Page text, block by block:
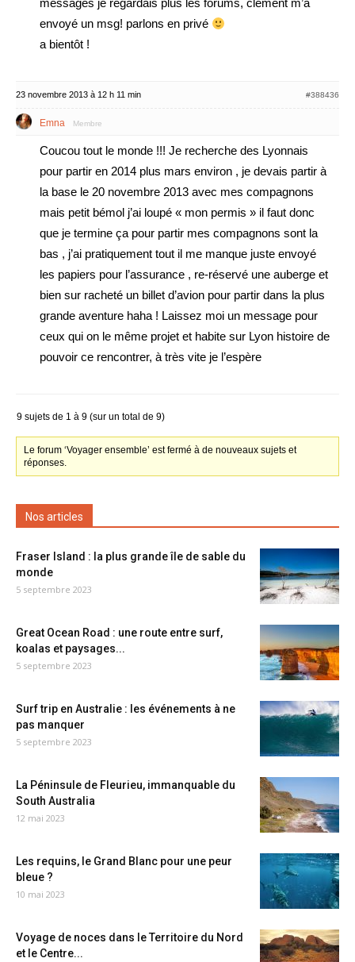
messages je regardais plus les forums, clément m’a
envoyé un msg! parlons en privé
a bientôt !
23 novembre 2013 à 12 h 11 min #388436
Emna Membre
Coucou tout le monde !!! Je recherche des Lyonnais
pour partir en 2014 plus mars environ , je devais partir à
la base le 20 novembre 2013 avec mes compagnons
mais petit bémol j’ai loupé « mon permis » il faut donc
que je termine ça pour partir mes compagnons sont la
bas , j’ai pratiquement tout il me manque juste envoyé
les papiers pour l’assurance , re-réservé une auberge et
bien sur racheté un billet d’avion pour partir dans la plus
grande aventure haha ! Laissez moi un message pour
ceux qui on le même projet et habite sur Lyon histoire de
pouvoir ce rencontrer, à très vite je l’espère
9 sujets de 1 à 9 (sur un total de 9)
Le forum ‘Voyager ensemble’ est fermé à de nouveaux sujets et
réponses.
Nos articles
Fraser Island : la plus grande île de sable du
monde
5 septembre 2023
Great Ocean Road : une route entre surf,
koalas et paysages...
5 septembre 2023
Surf trip en Australie : les événements à ne
pas manquer
5 septembre 2023
La Péninsule de Fleurieu, immanquable du
South Australia
12 mai 2023
Les requins, le Grand Blanc pour une peur
bleue ?
10 mai 2023
Voyage de noces dans le Territoire du Nord
et le Centre...